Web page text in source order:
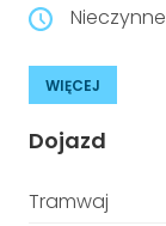
Nieczynne
WIĘCEJ
Dojazd
Tramwaj